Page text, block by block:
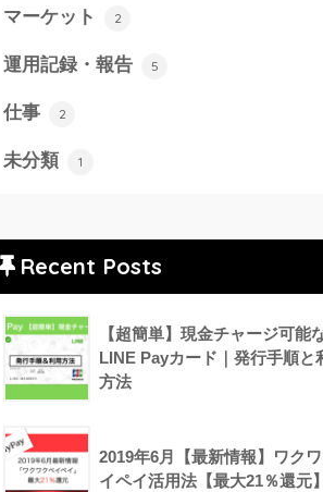
マーケット 2
運用記録・報告 5
仕事 2
未分類 1
Recent Posts
【超簡単】現金チャージ可能
LINE Payカード｜発行手順と
方法
2019年6月【最新情報】ワク
イペイ活用法【最大21％還元】